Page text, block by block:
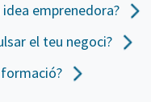
idea emprenedora?
el teu negoci?